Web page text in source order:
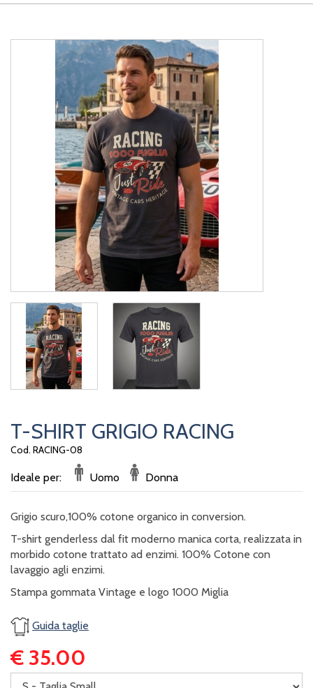
T-SHIRT GRIGIO RACING
Cod. RACING-08
Ideale per: Uomo Donna
Grigio scuro,100% cotone organico in conversion.
T-shirt genderless dal fit moderno manica corta, realizzata in
morbido cotone trattato ad enzimi. 100% Cotone con
lavaggio agli enzimi.
Stampa gommata Vintage e logo 1000 Miglia
Guida taglie
€ 35.00